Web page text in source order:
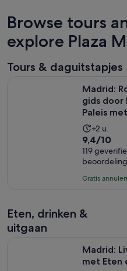
Browse tours
explore Plaza
Tours & daguitstapjes
Madrid:
gids door
Paleis
De
activiteit
duurt
2
uur
+2 u.
9.4
van
10
met
9,4/10
119
Gratis
Eten, drinken &
uitgaan
Madrid:
met Eten